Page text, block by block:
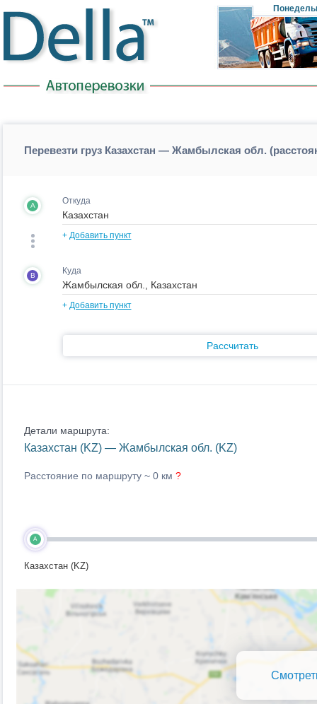
Перевезти груз Казахстан — Жамбылская обл.
A Откуда
+ Добавить пункт
B Куда
+ Добавить пункт
Рассчитать
Детали маршрута:
Казахстан (KZ) — Жамбылская обл. (KZ)
Расстояние по маршруту ~ 0 км ?
A
Казахстан (KZ)